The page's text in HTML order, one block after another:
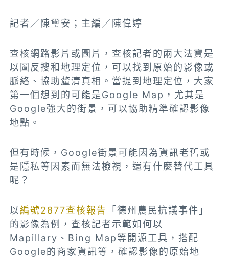
記者／陳璽安；主編／陳偉婷
查核網路影片或圖片，查核記者的兩大法寶是
以圖反搜和地理定位，可以找到原始的影像或
脈絡、協助釐清真相。當提到地理定位，大家
第一個想到的可能是Google Map，尤其是
Google強大的街景，可以協助精準確認影像
地點。
但有時候，Google街景可能因為資訊老舊或
是隱私等因素而無法檢視，還有什麼替代工具
呢？
以編號2877查核報告
「德州農民抗議事件」
的影像為例，查核記者示範如何以
Mapillary、Bing Map等開源工具，搭配
Google的商家資訊等，確認影像的原始地